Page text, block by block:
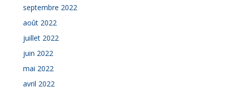
septembre 2022
août 2022
juillet 2022
juin 2022
mai 2022
avril 2022